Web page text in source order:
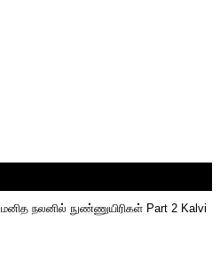
நலனில் நுண்ணுயிரிகள் Part 2 Kalvi